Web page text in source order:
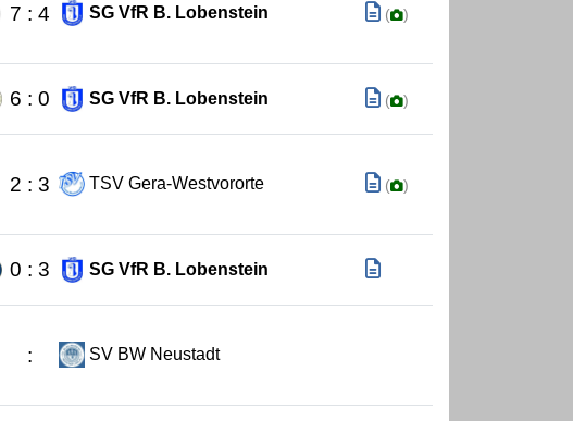
7 : 4 SG VfR B. Lobenstein ( )
6 : 0 SG VfR B. Lobenstein ( )
2 : 3 TSV Gera-Westvororte ( )
0 : 3 SG VfR B. Lobenstein
: SV BW Neustadt